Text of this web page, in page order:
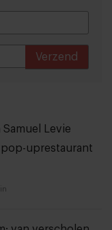
Verzend
Levie
uprestaurant